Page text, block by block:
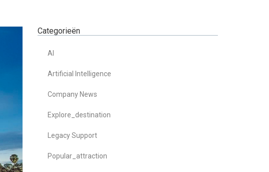
Categorieën
AI
Artificial Intelligence
Company News
Explore_destination
Legacy Support
Popular_attraction